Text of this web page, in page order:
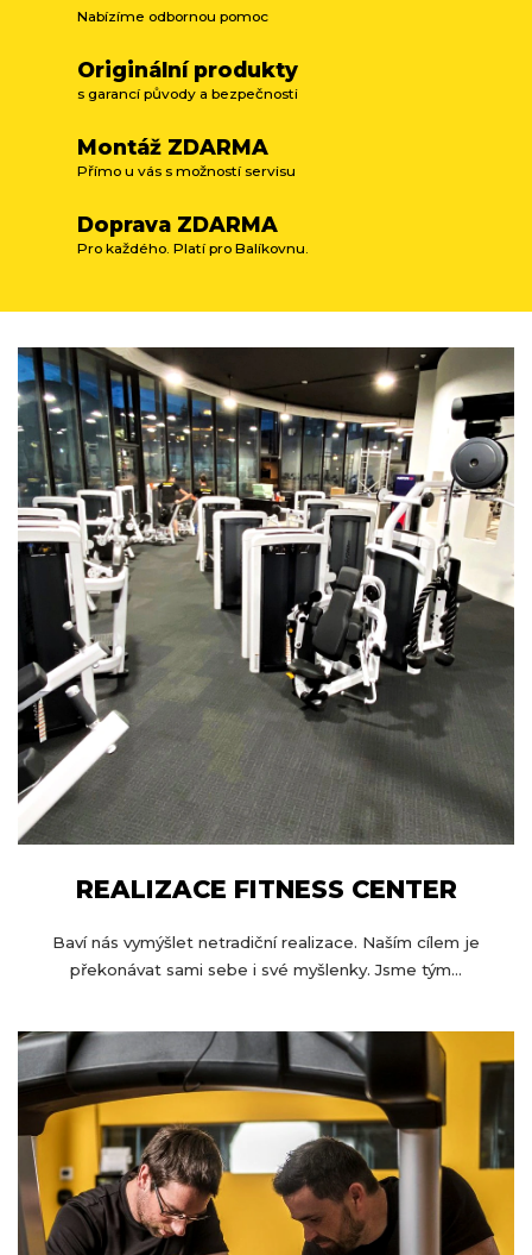
Nabízíme odbornou pomoc
Originální produkty
s garancí původy a bezpečnosti
Montáž ZDARMA
Přímo u vás s možností servisu
Doprava ZDARMA
Pro každého. Platí pro Balíkovnu.
REALIZACE FITNESS CENTER
Baví nás vymýšlet netradiční realizace. Naším cílem je
překonávat sami sebe i své myšlenky. Jsme tým...